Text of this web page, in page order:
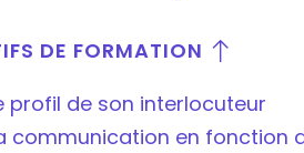
DE FORMATION
profil de son interlocuteur
communication en fonction